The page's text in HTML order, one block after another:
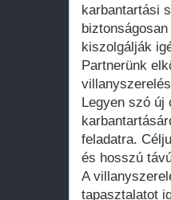
karbantartási
kiszolgálják
Partnerünk
Legyen szó új
feladatra.
és hosszú
A
tapasztalatot